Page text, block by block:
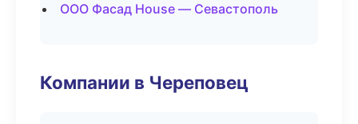
ООО Фасад House — Севастополь
Компании в Череповец